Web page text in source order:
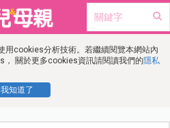
用cookies分析技術。若繼續閱覽本網站內
關於更多cookies資訊請閱讀我們的隱私
我知道了